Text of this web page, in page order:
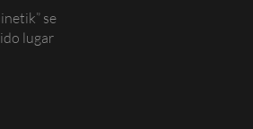
se
lugar